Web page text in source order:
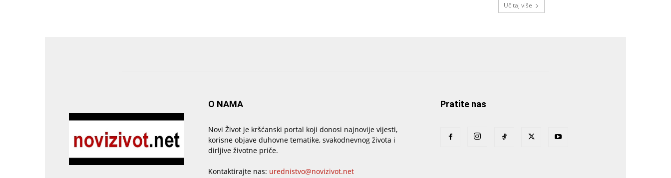
Učitaj više
O NAMA
Novi Život je kršćanski portal koji donosi najnovije vijesti,
korisne objave duhovne tematike, svakodnevnog života i
dirljive životne priče.
Kontaktirajte nas: urednistvo@novizivot.net
Pratite nas